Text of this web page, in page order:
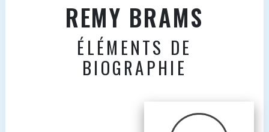
REMY BRAMS
ÉLÉMENTS DE
BIOGRAPHIE